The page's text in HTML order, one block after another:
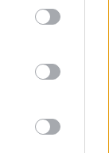
may click to
tags to
below Google